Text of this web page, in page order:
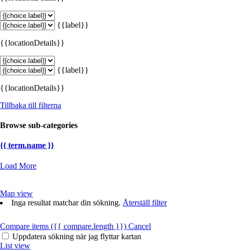
{{label}}
{{locationDetails}}
{{label}}
{{locationDetails}}
Tillbaka till filterna
Browse sub-categories
{{ term.name }}
Load More
Map view
Inga resultat matchar din sökning. Återställ filter
Compare items ({{ compare.length }}) Cancel
Uppdatera sökning när jag flyttar kartan
List view